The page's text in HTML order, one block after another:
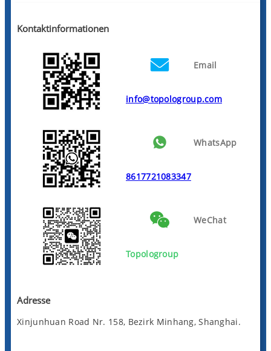
Kontaktinformationen
Email
info@topologroup.com
WhatsApp
8617721083347
WeChat
Topologroup
Adresse
Xinjunhuan Road Nr. 158, Bezirk Minhang, Shanghai.